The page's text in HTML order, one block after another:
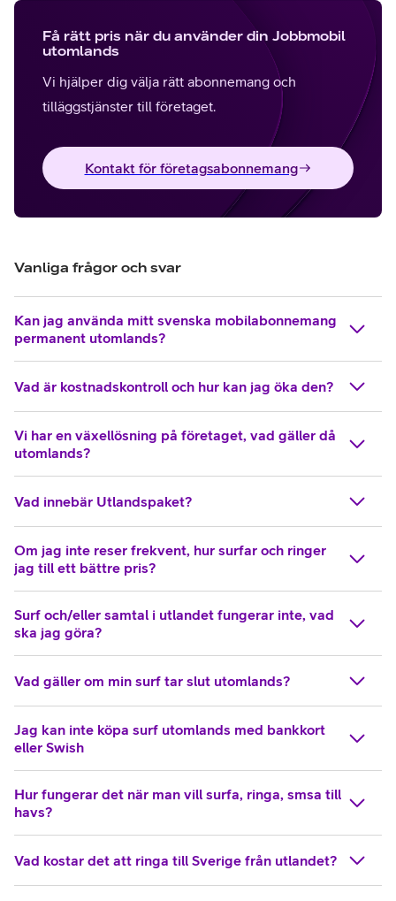
Få rätt pris när du använder din Jobbmobil
utomlands
Vi hjälper dig välja rätt abonnemang och
tilläggstjänster till företaget.
Kontakt för företagsabonnemang
Vanliga frågor och svar
Kan jag använda mitt svenska mobilabonnemang
permanent utomlands?
Vad är kostnadskontroll och hur kan jag öka den?
Vi har en växellösning på företaget, vad gäller då
utomlands?
Vad innebär Utlandspaket?
Om jag inte reser frekvent, hur surfar och ringer
jag till ett bättre pris?
Surf och/eller samtal i utlandet fungerar inte, vad
ska jag göra?
Vad gäller om min surf tar slut utomlands?
Jag kan inte köpa surf utomlands med bankkort
eller Swish
Hur fungerar det när man vill surfa, ringa, smsa till
havs?
Vad kostar det att ringa till Sverige från utlandet?